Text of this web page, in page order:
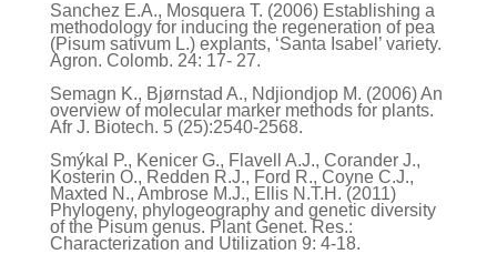
Sanchez E.A., Mosquera T. (2006) Establishing a
methodology for inducing the regeneration of pea
(Pisum sativum L.) explants, ‘Santa Isabel’ variety.
Agron. Colomb. 24: 17- 27.
Semagn K., Bjørnstad A., Ndjiondjop M. (2006) An
overview of molecular marker methods for plants.
Afr J. Biotech. 5 (25):2540-2568.
Smýkal P., Kenicer G., Flavell A.J., Corander J.,
Kosterin O., Redden R.J., Ford R., Coyne C.J.,
Maxted N., Ambrose M.J., Ellis N.T.H. (2011)
Phylogeny, phylogeography and genetic diversity
of the Pisum genus. Plant Genet. Res.:
Characterization and Utilization 9: 4-18.